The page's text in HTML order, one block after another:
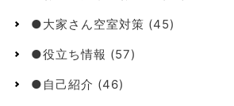
●大家さん空室対策 (45)
●役立ち情報 (57)
●自己紹介 (46)